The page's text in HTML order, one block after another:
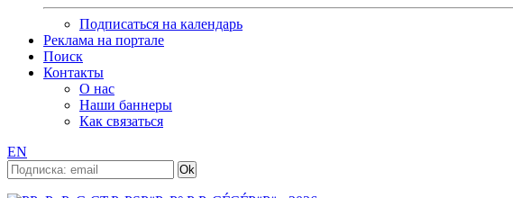
Подписаться на календарь
Реклама на портале
Поиск
Контакты
О нас
Наши баннеры
Как связаться
EN